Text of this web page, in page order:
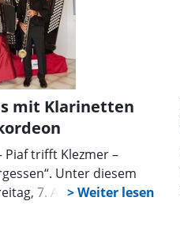
mit Klarinetten
Piaf trifft Klezmer –
Unter diesem
7. August, 19 Uhr,